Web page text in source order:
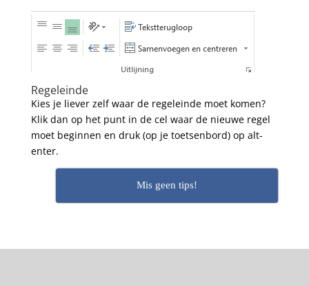
Regeleinde
Kies je liever zelf waar de regeleinde moet komen?
Klik dan op het punt in de cel waar de nieuwe regel
moet beginnen en druk (op je toetsenbord) op alt-
enter.
Mis geen tips!